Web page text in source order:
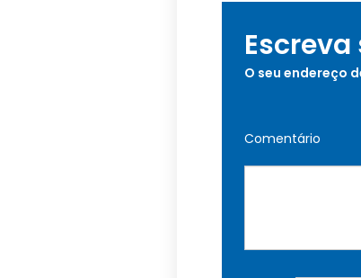
O seu endereço
Comentário